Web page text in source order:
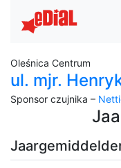
Oleśnica Centrum
ul. mjr.
Sponsor czujnika –